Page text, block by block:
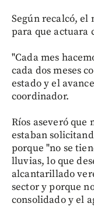
Según recalcó, el
para que actuara
"Cada mes
cada dos meses
estado y el
coordinador.
Ríos aseveró que
estaban
porque "no se
lluvias, lo que
alcantarillado
sector y porque
consolidado y el